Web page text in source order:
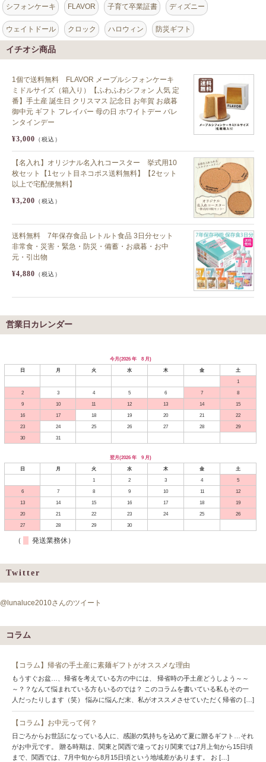
シフォンケーキ FLAVOR 子育て卒業証書 ディズニー
ウェイトドール クロック ハロウィン 防災ギフト
イチオシ商品
1個で送料無料 FLAVOR メープルシフォンケーキ
ミドルサイズ（箱入り）【ふわふわシフォン 人気 定
番】手土産 誕生日 クリスマス 記念日 お年賀 お歳暮
御中元 ギフト フレイバー 母の日 ホワイトデー バレ
ンタインデー
¥3,000 （税込）
【名入れ】オリジナル名入れコースター 挙式用10
枚セット【1セット目ネコポス送料無料】【2セット
以上で宅配便無料】
¥3,200 （税込）
送料無料 7年保存食品 レトルト食品 3日分セット
非常食・災害・緊急・防災・備蓄・お歳暮・お中
元・引出物
¥4,880 （税込）
営業日カレンダー
今月(2026 年 8 月)
日
月 火 水 木 金
土
1
2
3 4 5 6 7
8
9
10 11 12 13 14
15
16
17 18 19 20 21
22
23
24 25 26 27 28
29
30
31
翌月(2026 年 9 月)
日
月 火 水 木 金
土
1
2 3 4
5
6
7 8 9 10 11
12
13
14 15 16 17 18
19
20
21 22 23 24 25
26
27
28 29 30
（ 発送業務休）
Twitter
@lunaluce2010さんのツイート
コラム
【コラム】帰省の手土産に素麺ギフトがオススメな理由
もうすぐお盆…、帰省を考えている方の中には、 帰省時の手土産どうしよう～～
～？？なんて悩まれている方もいるのでは？ このコラムを書いている私もその一
人だったりします（笑） 悩みに悩んだ末、私がオススメさせていただく帰省の […]
【コラム】お中元って何？
日ごろからお世話になっている人に、感謝の気持ちを込めて夏に贈るギフト…それ
がお中元です。 贈る時期は、関東と関西で違っており関東では7月上旬から15日頃
まで、関西では、7月中旬から8月15日頃という地域差があります。 お […]